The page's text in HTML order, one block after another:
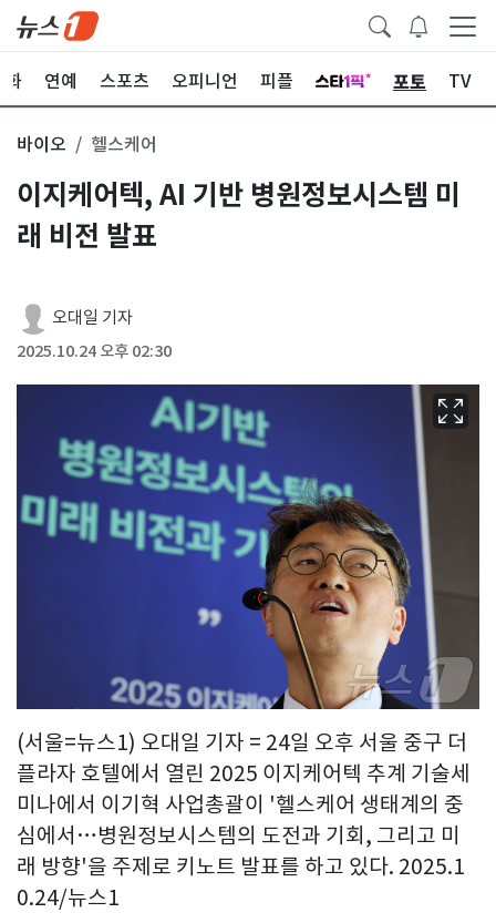
화 연예 스포츠 오피니언 피플 포토 TV
바이오 헬스케어
이지케어텍, AI 기반 병원정보시스템 미
래 비전 발표
오대일 기자
2025.10.24 오후 02:30
(서울=뉴스1) 오대일 기자 = 24일 오후 서울 중구 더
플라자 호텔에서 열린 2025 이지케어텍 추계 기술세
미나에서 이기혁 사업총괄이 '헬스케어 생태계의 중
심에서…병원정보시스템의 도전과 기회, 그리고 미
래 방향'을 주제로 키노트 발표를 하고 있다. 2025.1
0.24/뉴스1